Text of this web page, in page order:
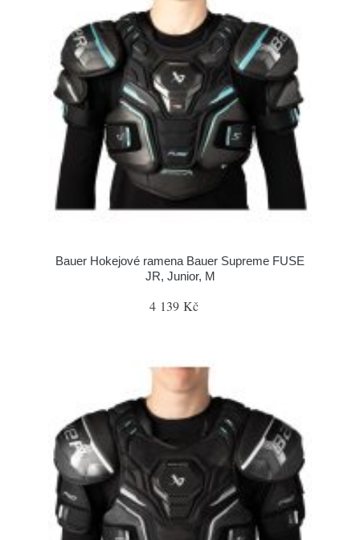
Bauer Hokejové ramena Bauer Supreme FUSE
JR, Junior, M
4 139 Kč